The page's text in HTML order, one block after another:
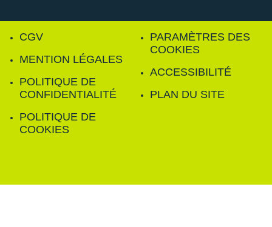
CGV
MENTION LÉGALES
POLITIQUE DE
CONFIDENTIALITÉ
POLITIQUE DE
COOKIES
PARAMÈTRES DES
COOKIES
ACCESSIBILITÉ
PLAN DU SITE